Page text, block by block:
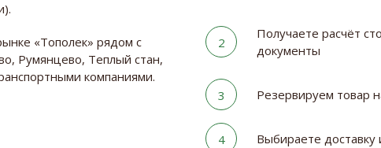
«Тополек» рядом с
Румянцево, Теплый стан,
компаниями.
2
Получаете расчёт
документы
3 Резервируем товар
4 Выбираете доставку